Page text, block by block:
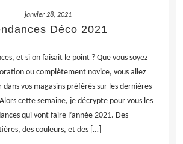
janvier 28, 2021
Déco 2021
et si on faisait le point ? Que vous soyez
ou complètement novice, vous allez
vos magasins préférés sur les dernières
cette semaine, je décrypte pour vous les
qui vont faire l’année 2021. Des
des couleurs, et des […]